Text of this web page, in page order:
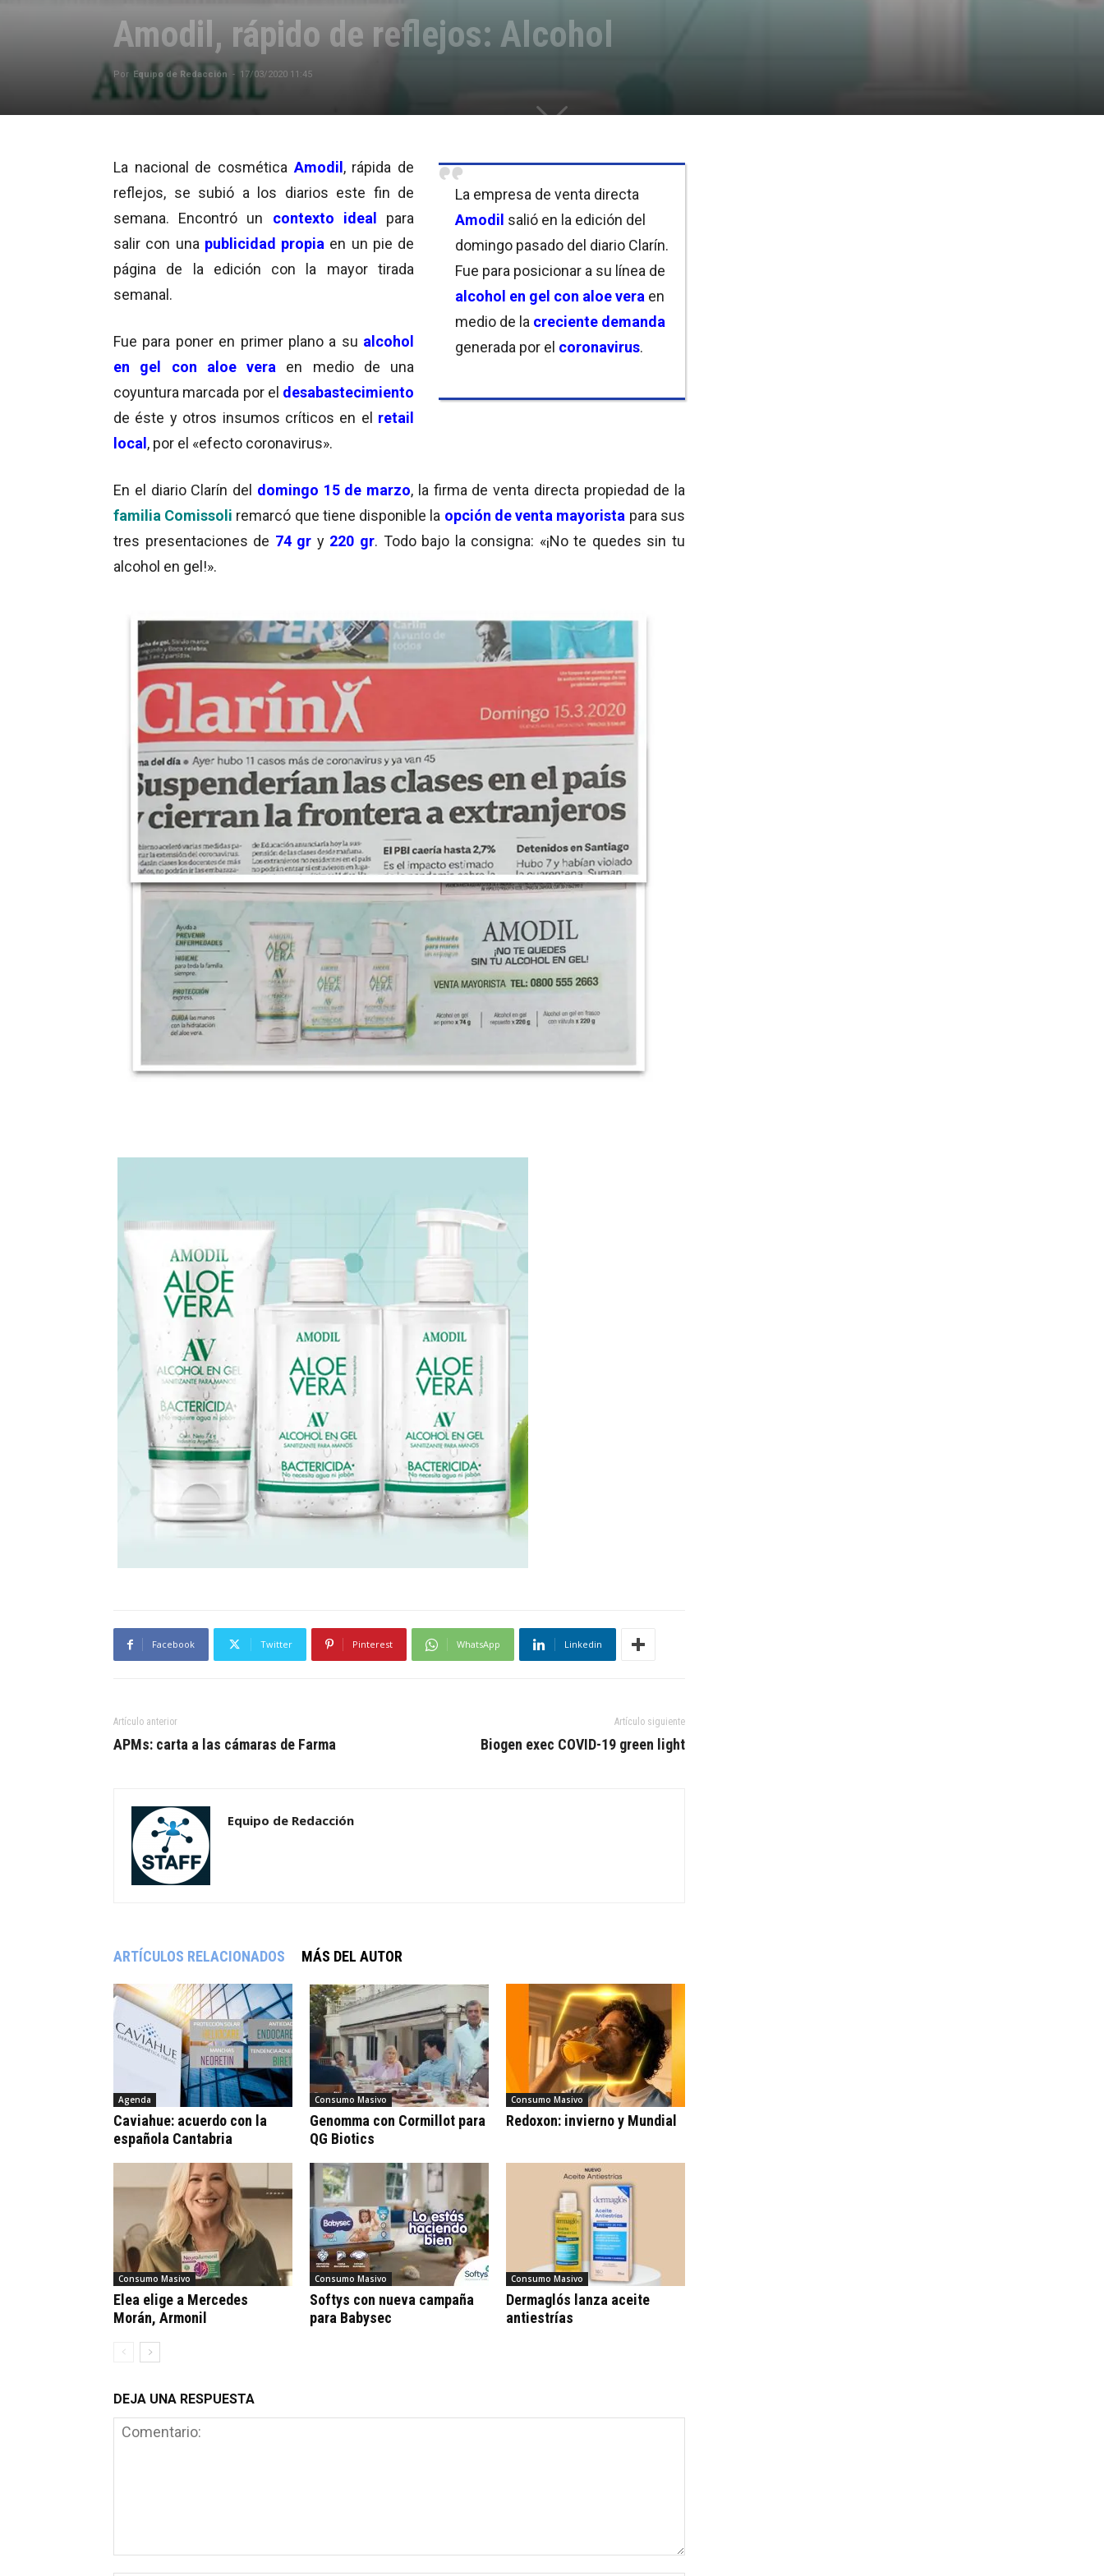
Amodil, rápido de reflejos: Alcohol
Por Equipo de Redacción - 17/03/2020 11:45
La empresa de venta directa
Amodil salió en la edición del
domingo pasado del diario Clarín.
Fue para posicionar a su línea de
alcohol en gel con aloe vera en
medio de la creciente demanda
generada por el coronavirus.
La nacional de cosmética Amodil, rápida de
reflejos, se subió a los diarios este fin de
semana. Encontró un contexto ideal
para
salir con una publicidad propia en un pie de
página de la edición con la mayor tirada
semanal.
Fue para poner en primer plano a su alcohol
en gel con aloe vera
en medio de una
coyuntura marcada por el desabastecimiento
de éste y otros insumos críticos en el retail
local, por el «efecto coronavirus».
En el diario Clarín del domingo 15 de marzo, la firma de venta directa propiedad de la
familia Comissoli remarcó que tiene disponible la opción de venta mayorista para sus
tres presentaciones de 74 gr y 220 gr. Todo bajo la consigna: «¡No te quedes sin tu
alcohol en gel!».
Facebook Twitter Pinterest WhatsApp Linkedin
Artículo anterior
APMs: carta a las cámaras de Farma
Artículo siguiente
Biogen exec COVID-19 green light
Equipo de Redacción
ARTÍCULOS RELACIONADOS MÁS DEL AUTOR
Agenda
Caviahue: acuerdo con la
española Cantabria
Consumo Masivo
Genomma con Cormillot para
QG Biotics
Consumo Masivo
Redoxon: invierno y Mundial
Consumo Masivo
Elea elige a Mercedes
Morán, Armonil
Consumo Masivo
Softys con nueva campaña
para Babysec
Consumo Masivo
Dermaglós lanza aceite
antiestrías
DEJA UNA RESPUESTA